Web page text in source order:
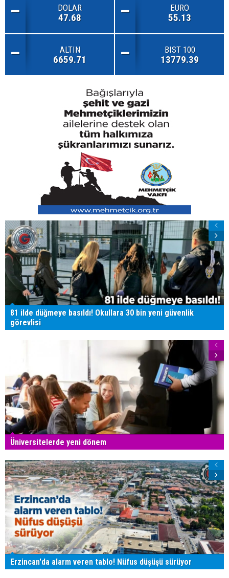
DOLAR
47.68
EURO
55.13
ALTIN
6659.71
BIST 100
13779.39
81 ilde düğmeye basıldı! Okullara 30 bin yeni güvenlik
görevlisi
Üniversitelerde yeni dönem
Erzincan'da alarm veren tablo! Nüfus düşüşü sürüyor